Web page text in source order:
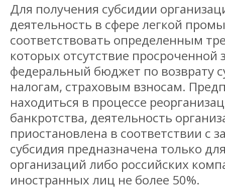
Для получения субсидии
деятельность в сфере легкой
соответствовать определенным
которых отсутствие просроченной
федеральный бюджет по возврату
налогам, страховым взносам.
находиться в процессе
банкротства, деятельность
приостановлена в соответствии с
субсидия предназначена только
организаций либо российских
иностранных лиц не более 50%.